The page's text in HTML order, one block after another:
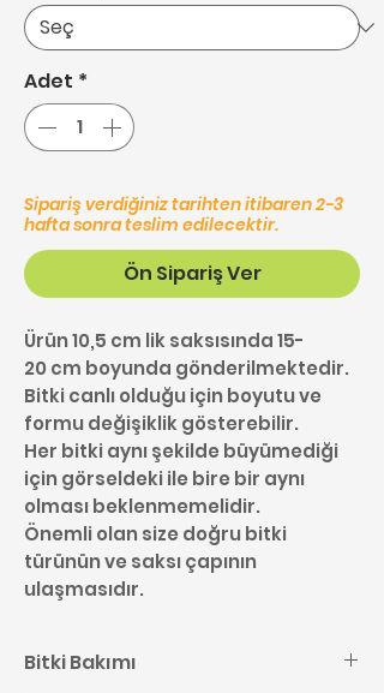
Adet *
Sipariş verdiğiniz tarihten itibaren 2-3
hafta sonra teslim edilecektir.
Ön Sipariş Ver
Ürün 10,5 cm lik saksısında 15-
20 cm boyunda gönderilmektedir.
Bitki canlı olduğu için boyutu ve
formu değişiklik gösterebilir.
Her bitki aynı şekilde büyümediği
için görseldeki ile bire bir aynı
olması beklenmemelidir.
Önemli olan size doğru bitki
türünün ve saksı çapının
ulaşmasıdır.
Bitki Bakımı